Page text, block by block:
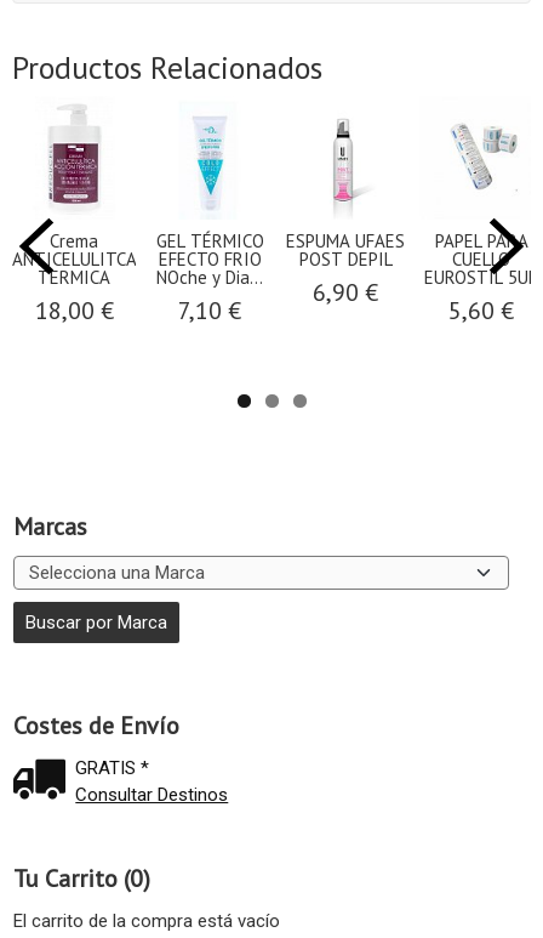
Marcas
Costes de Envío
GRATIS *
Consultar Destinos
Tu Carrito (0)
El carrito de la compra está vacío
Productos Relacionados
Crema
ANTICELULITCA
TERMICA
18,00 €
GEL TÉRMICO
EFECTO FRIO
NOche y Dia...
7,10 €
ESPUMA UFAES
POST DEPIL
6,90 €
PAPEL PARA
CUELLO
EUROSTIL 5UD
5,60 €